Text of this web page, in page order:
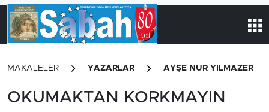
MAKALELER YAZARLAR AYŞE NUR YILMAZER
OKUMAKTAN KORKMAYIN